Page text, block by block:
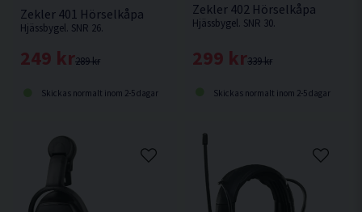
Zekler 401 Hörselkåpa
Hjässbygel. SNR 26.
289 kr
249 kr
Skickas normalt inom 2-5 dagar
Zekler 402 Hörselkåpa
Hjässbygel. SNR 30.
339 kr
299 kr
Skickas normalt inom 2-5 dagar